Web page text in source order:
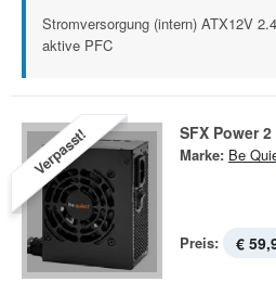
Stromversorgung (intern) ATX12V
aktive PFC
Verpasst! SFX Power 2
Marke: Be
Preis: €